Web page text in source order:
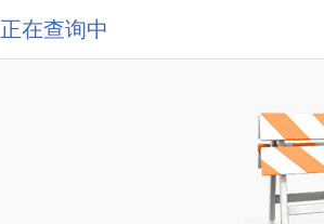
正在查询中